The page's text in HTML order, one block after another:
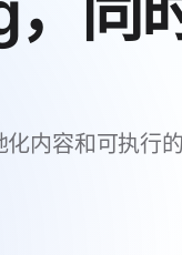
内容和可执行的